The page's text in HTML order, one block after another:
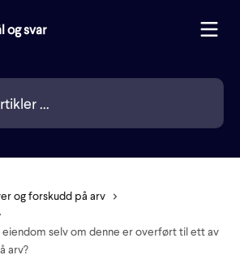
og forskudd på arv
eiendom selv om denne er overført til ett av
arv?